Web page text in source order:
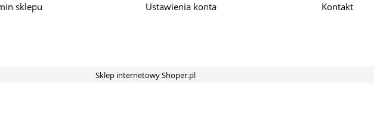
sklepu
Ustawienia konta
Kontakt
Sklep internetowy Shoper.pl